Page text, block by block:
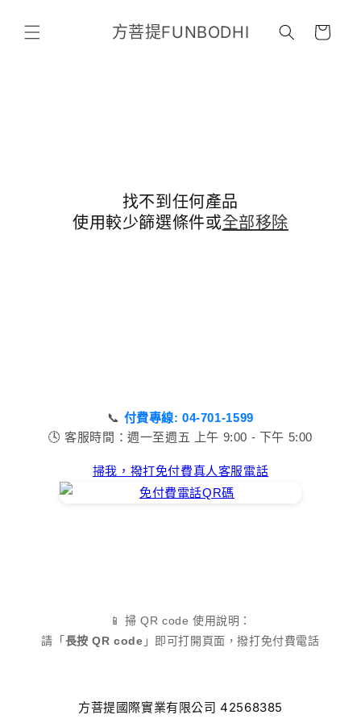
容
方菩提FUNBODHI
物
找不到任何產品
使用較少篩選條件或全部移除
📞 付費專線: 04-701-1599
🕓 客服時間：週一至週五 上午 9:00 - 下午 5:00
掃我，撥打免付費真人客服電話
📱 掃 QR code 使用說明：
請「 長按 QR code 」即可打開頁面，撥打免付費電話
方菩提國際實業有限公司 42568385